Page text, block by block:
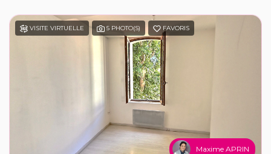
VISITE VIRTUELLE 5 PHOTO(S) FAVORIS
Maxime APRIN